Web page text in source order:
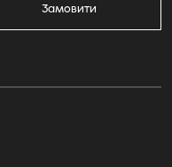
Замовити